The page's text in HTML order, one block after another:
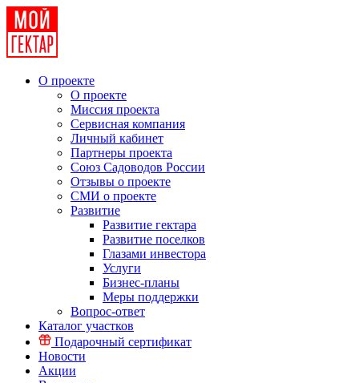
О проекте
О проекте
Миссия проекта
Сервисная компания
Личный кабинет
Партнеры проекта
Союз Садоводов России
Отзывы о проекте
СМИ о проекте
Развитие
Развитие гектара
Развитие поселков
Глазами инвестора
Услуги
Бизнес-планы
Меры поддержки
Вопрос-ответ
Каталог участков
Подарочный сертификат
Новости
Акции